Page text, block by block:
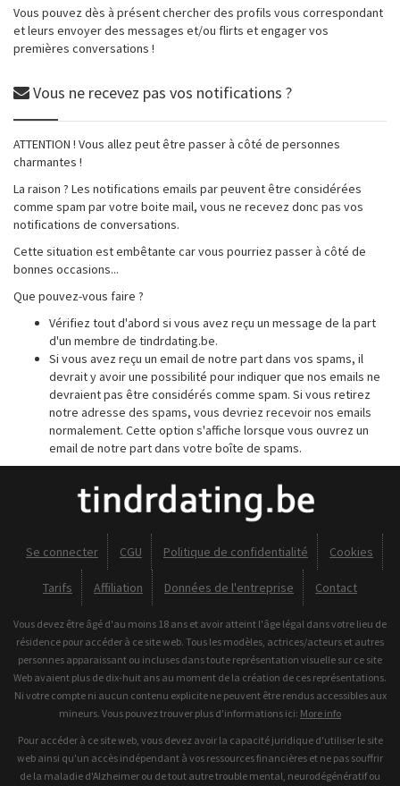
Vous pouvez dès à présent chercher des profils vous correspondant
et leurs envoyer des messages et/ou flirts et engager vos
premières conversations !
Vous ne recevez pas vos notifications ?
ATTENTION ! Vous allez peut être passer à côté de personnes
charmantes !
La raison ? Les notifications emails par peuvent être considérées
comme spam par votre boite mail, vous ne recevez donc pas vos
notifications de conversations.
Cette situation est embêtante car vous pourriez passer à côté de
bonnes occasions...
Que pouvez-vous faire ?
Vérifiez tout d'abord si vous avez reçu un message de la part
d'un membre de tindrdating.be.
Si vous avez reçu un email de notre part dans vos spams, il
devrait y avoir une possibilité pour indiquer que nos emails ne
devraient pas être considérés comme spam. Si vous retirez
notre adresse des spams, vous devriez recevoir nos emails
normalement. Cette option s'affiche lorsque vous ouvrez un
email de notre part dans votre boîte de spams.
Se connecter CGU Politique de confidentialité Cookies
Tarifs Affiliation Données de l'entreprise Contact
Vous devez être âgé d'au moins 18 ans et avoir atteint l'âge légal dans votre lieu de
résidence pour accéder à ce site web. Tous les modèles, actrices/acteurs et autres
personnes apparaissant ou incluses dans toute représentation visuelle sur ce site
Web avaient plus de dix-huit ans au moment de la création de ces représentations.
Ni votre compte ni aucun contenu explicite ne peuvent être rendus accessibles aux
mineurs. Vous pouvez trouver plus d'informations ici: More info
Pour accéder à ce site web, vous devez avoir la capacité juridique d'utiliser le site
web ainsi qu'un accès indépendant à vos ressources financières et ne pas souffrir
de la maladie d'Alzheimer ou de tout autre trouble mental, neurodégénératif ou